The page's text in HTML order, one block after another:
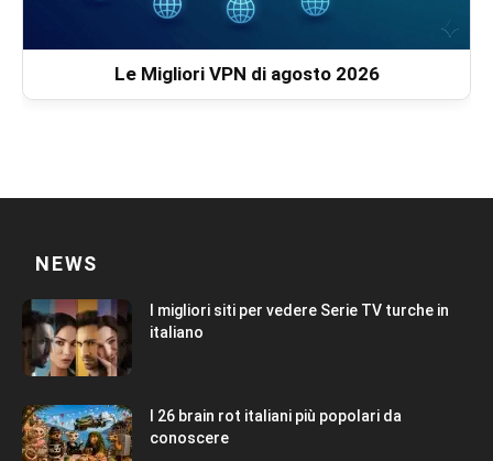
Le Migliori VPN di agosto 2026
NEWS
I migliori siti per vedere Serie TV turche in
italiano
I 26 brain rot italiani più popolari da
conoscere